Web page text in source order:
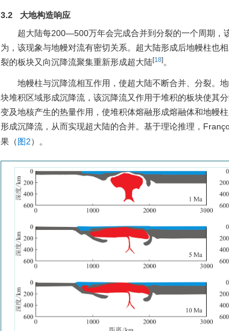
3.2 大地构造响应
超大陆每200—500万年会完成合并到分裂的一个周期，
为，该现象与地幔对流有密切关系。超大陆形成后地幔柱也
裂的板块又向沉降流聚集重新形成超大陆[18]。
地幔柱与沉降流相互作用，使超大陆不断合并、分裂。
块堆积区域形成沉降流，该沉降流又作用于堆积的板块使其
变及地核产生的热量作用，使堆积体熔融形成熔融体和地幔
形成沉降流，从而实现超大陆的合并。基于理论推理，
果（图2）。